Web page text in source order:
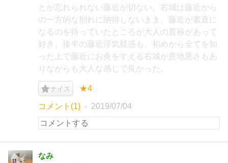
とが忘れられない藤近が切ない。右城は藤近から
の一方的な別れに納得しないまま、藤近が素直に
なるのを待っていたところが大人の貫禄があって
好き。後半の藤近浮気疑惑も、初めから全てを知
った上で藤近にお灸をすえる右城が意地悪さもあ
りながらも大人な感じで良かった。
ナイス ★4
コメント(1) 2019/07/04
なみ